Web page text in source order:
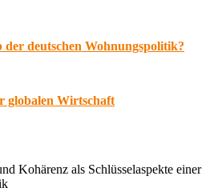
der deutschen Wohnungspolitik?
globalen Wirtschaft
Kohärenz als Schlüsselaspekte einer